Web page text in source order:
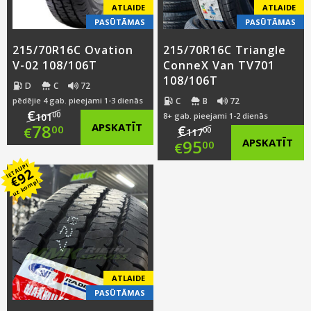
ATLAIDE
PASŪTĀMAS
215/70R16C Ovation
V-02 108/106T
D C 72
pēdējie 4 gab. pieejami 1-3 dienās
€10100
Original
was:
€101.00.
€7800
price
is:
€78.00.
APSKATĪT
ATLAIDE
PASŪTĀMAS
215/70R16C Triangle
ConneX Van TV701
108/106T
C B 72
8+ gab. pieejami 1-2 dienās
€11700
Original
€9500 APSKATĪT
IETAUPI
€92
uz kompl.
ATLAIDE
PASŪTĀMAS